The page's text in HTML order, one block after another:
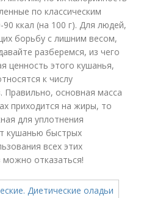
по классическим
ккал (на 100 г). Для людей,
борьбу с лишним весом,
разберемся, из чего
ценность этого кушанья,
к числу
Правильно, основная масса
приходится на жиры, то
для уплотнения
кушанью быстрых
всех этих
отказаться!